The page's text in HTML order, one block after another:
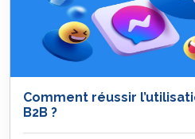
Comment réussir
B2B ?